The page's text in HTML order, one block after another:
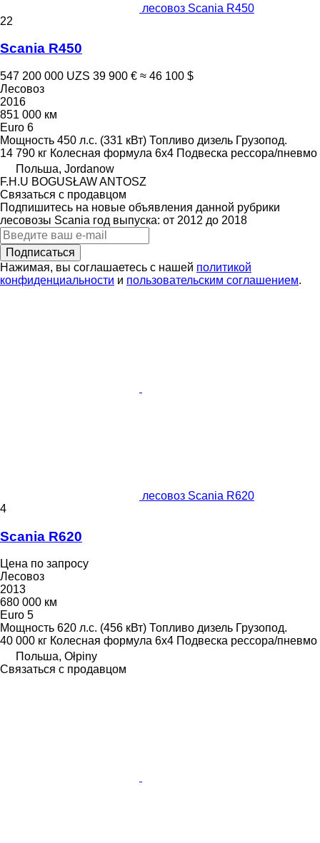
лесовоз Scania R450
22
Scania R450
547 200 000 UZS 39 900 € ≈ 46 100 $
Лесовоз
2016
851 000 км
Euro 6
Мощность 450 л.с. (331 кВт) Топливо дизель Грузопод.
14 790 кг Колесная формула 6x4 Подвеска рессора/пневмо
Польша, Jordanow
F.H.U BOGUSŁAW ANTOSZ
Связаться с продавцом
Подпишитесь на новые объявления данной рубрики
лесовозы Scania год выпуска: от 2012 до 2018
Подписаться
Нажимая, вы соглашаетесь с нашей политикой
конфиденциальности и пользовательским соглашением.
лесовоз Scania R620
4
Scania R620
Цена по запросу
Лесовоз
2013
680 000 км
Euro 5
Мощность 620 л.с. (456 кВт) Топливо дизель Грузопод.
40 000 кг Колесная формула 6x4 Подвеска рессора/пневмо
Польша, Ołpiny
Связаться с продавцом